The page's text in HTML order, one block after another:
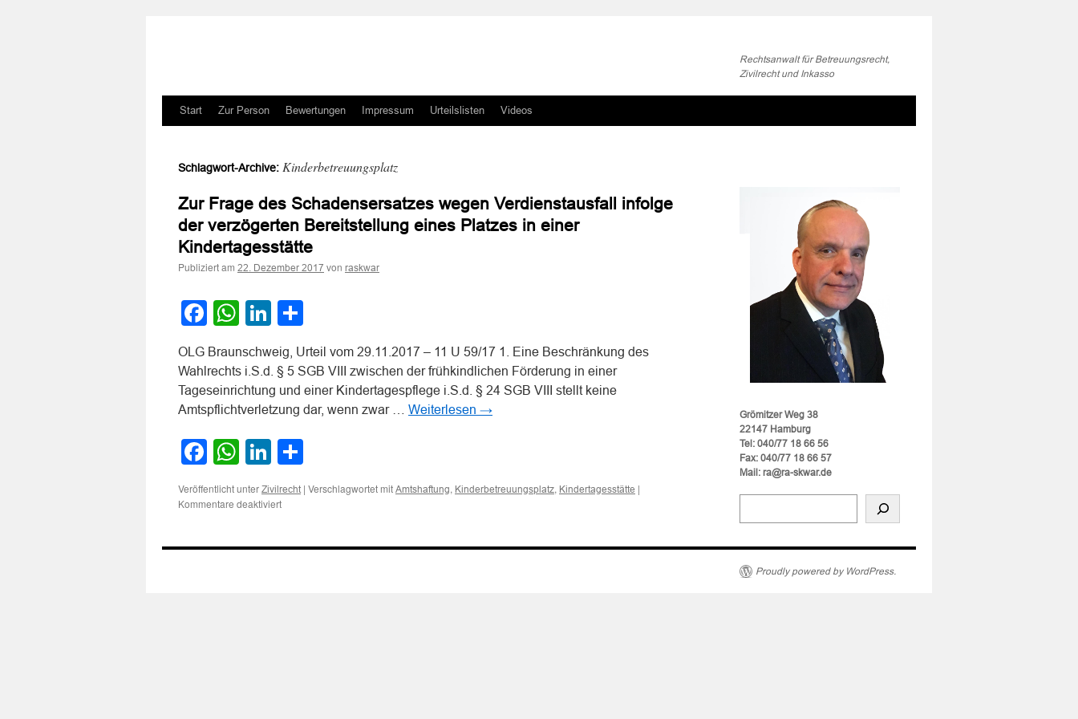
Rechtsanwalt für Betreuungsrecht,
Zivilrecht und Inkasso
Zum
springen
Start Zur Person Bewertungen Impressum Urteilslisten Videos
Schlagwort-Archive: Kinderbetreuungsplatz
Zur Frage des Schadensersatzes wegen Verdienstausfall infolge
der verzögerten Bereitstellung eines Platzes in einer
Kindertagesstätte
Publiziert am 22. Dezember 2017 von raskwar
Facebook
WhatsApp
LinkedIn
OLG Braunschweig, Urteil vom 29.11.2017 – 11 U 59/17 1. Eine Beschränkung des
Wahlrechts i.S.d. § 5 SGB VIII zwischen der frühkindlichen Förderung in einer
Tageseinrichtung und einer Kindertagespflege i.S.d. § 24 SGB VIII stellt keine
Amtspflichtverletzung dar, wenn zwar … Weiterlesen →
Facebook
WhatsApp
LinkedIn
Veröffentlicht unter Zivilrecht | Verschlagwortet mit Amtshaftung, Kinderbetreuungsplatz, Kindertagesstätte |
Kommentare deaktiviertfür
des
Grömitzer Weg 38
22147 Hamburg
Tel: 040/77 18 66 56
Fax: 040/77 18 66 57
Mail: ra@ra-skwar.de
Proudly powered by WordPress.